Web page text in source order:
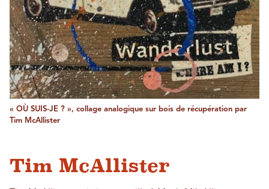
« OÙ SUIS-JE ? », collage analogique sur bois de récupération par
Tim McAllister
Tim McAllister